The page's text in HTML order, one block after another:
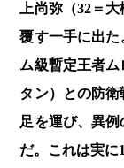
上尚弥（32＝
覆す一手に出
ム級暫定王者
タン）との防
足を運び、異
だ。これは実に